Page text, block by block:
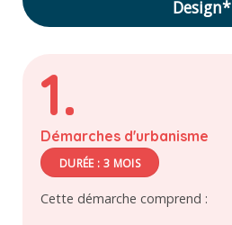
Design*
1.
Démarches d'urbanisme
DURÉE : 3 MOIS
Cette démarche comprend :